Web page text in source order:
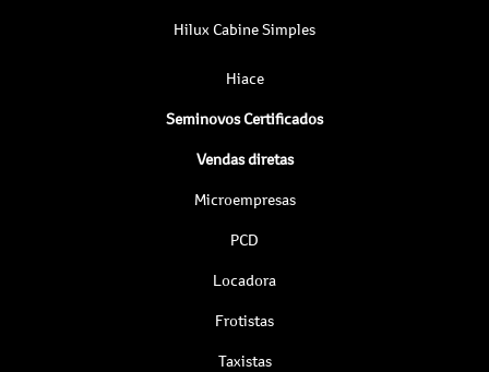
Hilux Cabine Simples
Hiace
Seminovos Certificados
Vendas diretas
Microempresas
PCD
Locadora
Frotistas
Taxistas